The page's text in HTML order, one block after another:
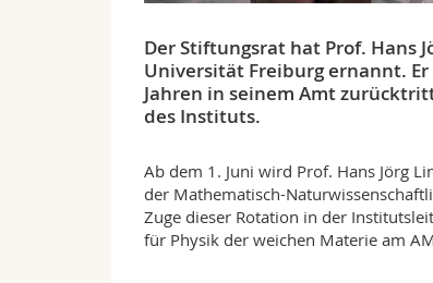
Der Stiftungsrat hat Prof. Hans
Universität Freiburg ernannt.
Jahren in seinem Amt
des Instituts.
Ab dem 1. Juni wird Prof. Hans Jörg
der Mathematisch-
Zuge dieser Rotation in der
für Physik der weichen Materie am